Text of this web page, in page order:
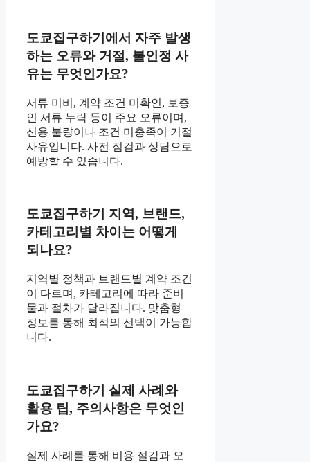
도쿄집구하기에서 자주 발생
하는 오류와 거절, 불인정 사
유는 무엇인가요?
서류 미비, 계약 조건 미확인, 보증
인 서류 누락 등이 주요 오류이며,
신용 불량이나 조건 미충족이 거절
사유입니다. 사전 점검과 상담으로
예방할 수 있습니다.
도쿄집구하기 지역, 브랜드,
카테고리별 차이는 어떻게
되나요?
지역별 정책과 브랜드별 계약 조건
이 다르며, 카테고리에 따라 준비
물과 절차가 달라집니다. 맞춤형
정보를 통해 최적의 선택이 가능합
니다.
도쿄집구하기 실제 사례와
활용 팁, 주의사항은 무엇인
가요?
실제 사례를 통해 비용 절감과 오